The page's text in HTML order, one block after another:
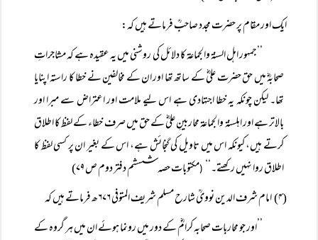
ایک اور مقام پر حضرت مجدد صاحبؒ فرماتے ہیں کہ:
’’جمہور اہل السنۃ والجماعۃ کا دلائل کی روشنی میں یہ عقیدہ ہے کہ مشاجراتِ
صحابہؓ میں حق حضرت علیؓ کے ساتھ تھا اور ان کے مخالفین نے خطا کا راستہ اپنایا
تھا۔ لیکن چونکہ یہ خطا اجتہادی ہے اس لیے ملامت اور اعتراض سے مبرا اور
بالاتر ہے اور اہلسنۃ والجماعۃ محاربینِ علیؓ کے حق میں صرف خطاء کے لفظ کا اطلاق
کرتے ہیں، کیونکہ اس میں تاویل کی گنجائش ہے، اس کے بغیر ان پر کسی لفظ کا
اطلاق روا نہیں رکھتے۔‘‘
(مکتوبات حصہ شسشم دفتر دوم ص ۷۹)
(۴) امام شرف الدین نوویؒ شارح مسلم شریف المتوفی ۶۷۶ھ فرماتے ہیں کہ
’’اور جو محاربات صحابہ کرامؓ کے دور میں رونما ہوئے ان میں ہر گروہ کے